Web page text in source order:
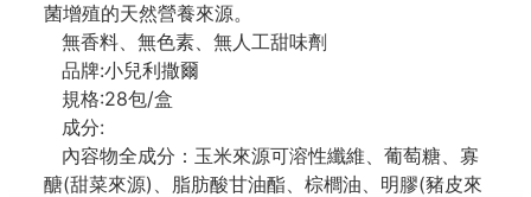
菌增殖的天然營養來源。
無香料、無色素、無人工甜味劑
品牌:小兒利撒爾
規格:28包/盒
成分:
內容物全成分：玉米來源可溶性纖維、葡萄糖、寡
醣(甜菜來源)、脂肪酸甘油酯、棕櫚油、明膠(豬皮來